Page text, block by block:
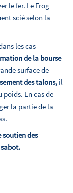
le fer. Le Frog
scié selon la
les cas
de la bourse
surface de
des talons, il
En cas de
la partie de la
soutien des